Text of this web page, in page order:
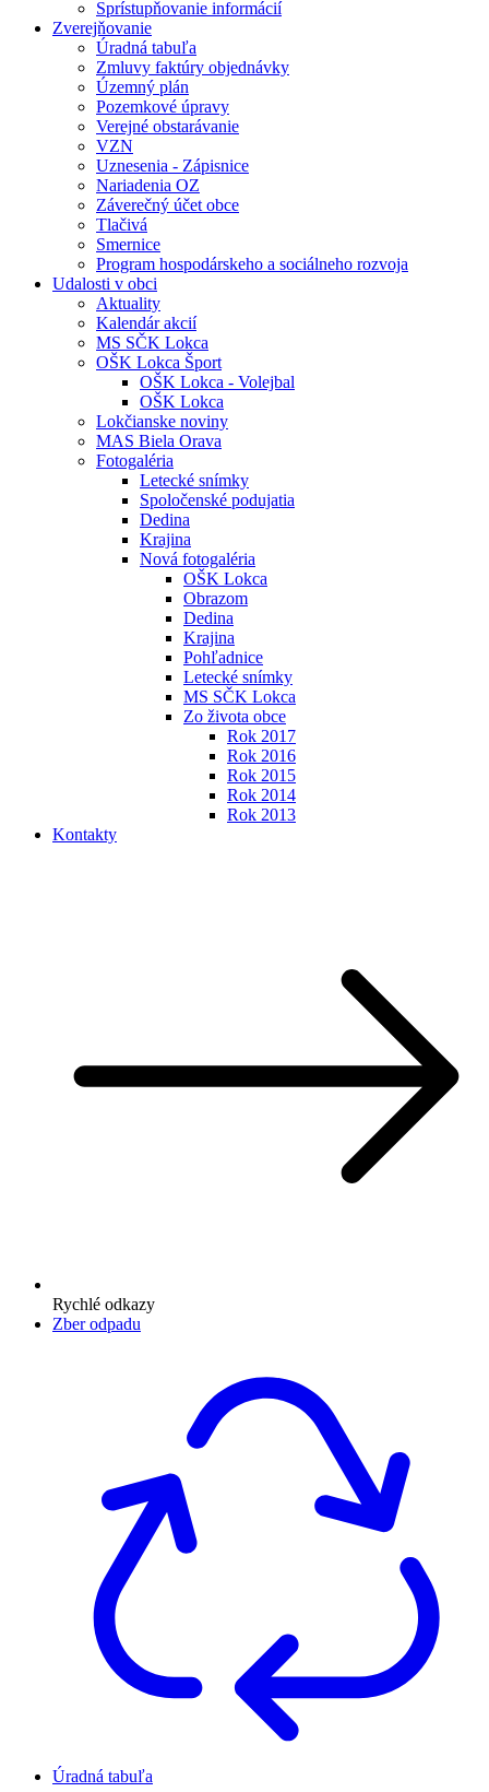
Sprístupňovanie informácií
Zverejňovanie
Úradná tabuľa
Zmluvy faktúry objednávky
Územný plán
Pozemkové úpravy
Verejné obstarávanie
VZN
Uznesenia - Zápisnice
Nariadenia OZ
Záverečný účet obce
Tlačivá
Smernice
Program hospodárskeho a sociálneho rozvoja
Udalosti v obci
Aktuality
Kalendár akcií
MS SČK Lokca
OŠK Lokca Šport
OŠK Lokca - Volejbal
OŠK Lokca
Lokčianske noviny
MAS Biela Orava
Fotogaléria
Letecké snímky
Spoločenské podujatia
Dedina
Krajina
Nová fotogaléria
OŠK Lokca
Obrazom
Dedina
Krajina
Pohľadnice
Letecké snímky
MS SČK Lokca
Zo života obce
Rok 2017
Rok 2016
Rok 2015
Rok 2014
Rok 2013
Kontakty
Rychlé odkazy
Zber odpadu
Úradná tabuľa